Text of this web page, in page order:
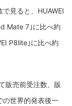
見ると、HUAWEI
Mate 7｣に比べ約
P8lite｣に比べ約
販売前受注数、販
の世界的発表後一